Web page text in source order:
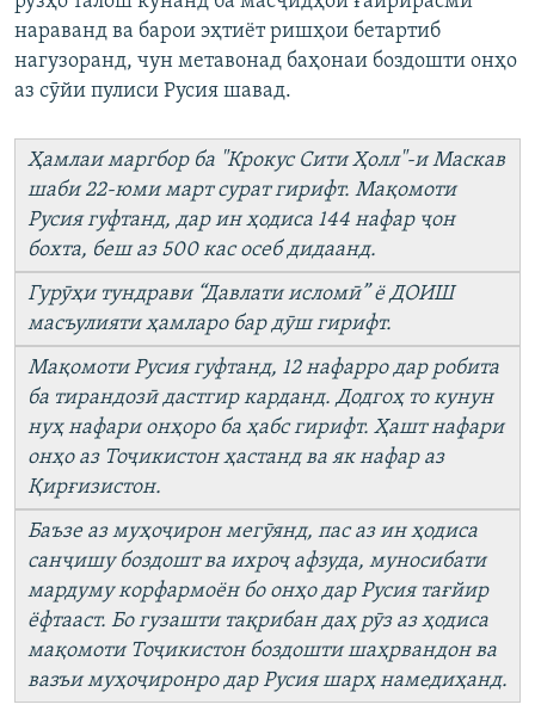
нараванд ва барои эҳтиёт ришҳои бетартиб
нагузоранд, чун метавонад баҳонаи боздошти онҳо
аз сӯйи пулиси Русия шавад.
Ҳамлаи маргбор ба "Крокус Сити Ҳолл"-и Маскав
шаби 22-юми март сурат гирифт. Мақомоти
Русия гуфтанд, дар ин ҳодиса 144 нафар ҷон
бохта, беш аз 500 кас осеб дидаанд.
Гурӯҳи тундрави “Давлати исломӣ” ё ДОИШ
масъулияти ҳамларо бар дӯш гирифт.
Мақомоти Русия гуфтанд, 12 нафарро дар робита
ба тирандозӣ дастгир карданд. Додгоҳ то кунун
нуҳ нафари онҳоро ба ҳабс гирифт. Ҳашт нафари
онҳо аз Тоҷикистон ҳастанд ва як нафар аз
Қирғизистон.
Баъзе аз муҳоҷирон мегӯянд, пас аз ин ҳодиса
санҷишу боздошт ва ихроҷ афзуда, муносибати
мардуму корфармоён бо онҳо дар Русия тағйир
ёфтааст. Бо гузашти тақрибан даҳ рӯз аз ҳодиса
мақомоти Тоҷикистон боздошти шаҳрвандон ва
вазъи муҳоҷиронро дар Русия шарҳ намедиҳанд.